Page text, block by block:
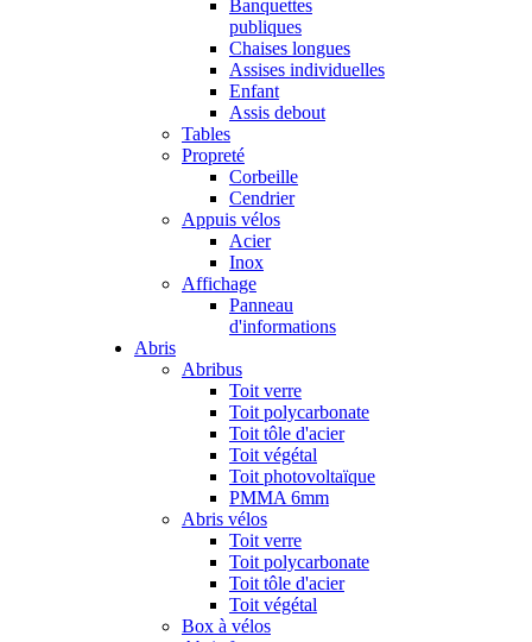
Banquettes
publiques
Chaises longues
Assises individuelles
Enfant
Assis debout
Tables
Propreté
Corbeille
Cendrier
Appuis vélos
Acier
Inox
Affichage
Panneau
d'informations
Abris
Abribus
Toit verre
Toit polycarbonate
Toit tôle d'acier
Toit végétal
Toit photovoltaïque
PMMA 6mm
Abris vélos
Toit verre
Toit polycarbonate
Toit tôle d'acier
Toit végétal
Box à vélos